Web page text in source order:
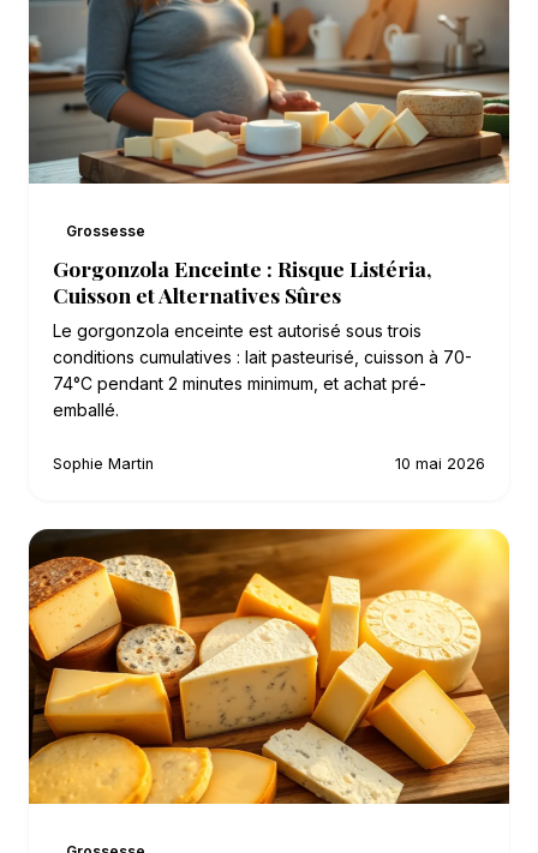
Grossesse
Gorgonzola Enceinte : Risque Listéria,
Cuisson et Alternatives Sûres
Le gorgonzola enceinte est autorisé sous trois
conditions cumulatives : lait pasteurisé, cuisson à 70-
74°C pendant 2 minutes minimum, et achat pré-
emballé.
Sophie Martin 10 mai 2026